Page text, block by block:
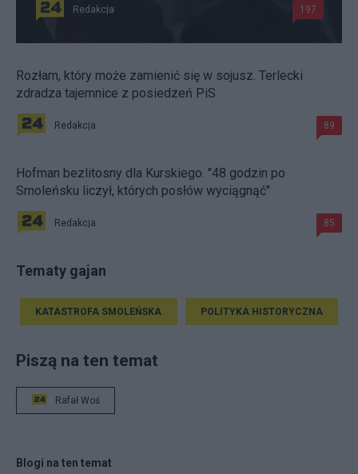
Redakcja 197
Rozłam, który może zamienić się w sojusz. Terlecki
zdradza tajemnice z posiedzeń PiS
Redakcja 89
Hofman bezlitosny dla Kurskiego. "48 godzin po
Smoleńsku liczył, których posłów wyciągnąć"
Redakcja 85
Tematy gajan
KATASTROFA SMOLEŃSKA POLITYKA HISTORYCZNA
Piszą na ten temat
Rafał Woś
Blogi na ten temat